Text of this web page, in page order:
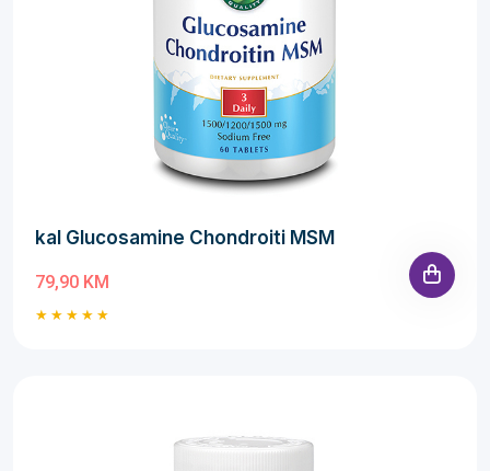
kal Glucosamine Chondroiti MSM
79,90 KM